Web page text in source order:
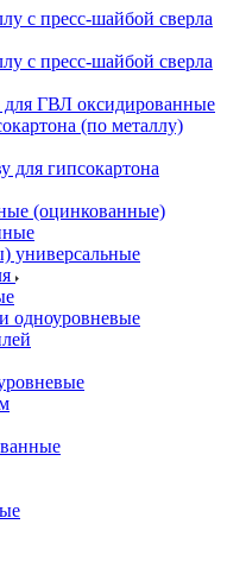
с пресс-шайбой сверла
с пресс-шайбой сверла
ГВЛ оксидированные
(по металлу)
для гипсокартона
(оцинкованные)
универсальные
одноуровневые